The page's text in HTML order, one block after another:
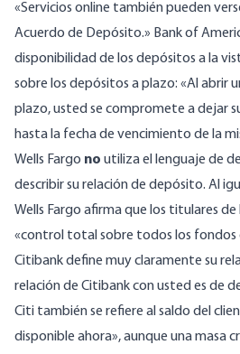
«Servicios online también pueden
Acuerdo de Depósito.» Bank of
disponibilidad de los depósitos a la
sobre los depósitos a plazo: «Al abrir
plazo, usted se compromete a dejar
hasta la fecha de vencimiento de la
Wells Fargo no utiliza el lenguaje de
describir su relación de depósito. Al
Wells Fargo afirma que los titulares
«control total sobre todos los fondos
Citibankdefine muy claramente su
relación de Citibank con usted es de
Citi también se refiere al saldo del
disponible ahora», aunque una masa